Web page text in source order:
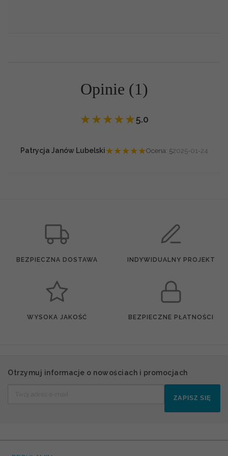
Opinie (1)
★★★★★5.0
Patrycja Janów Lubelski★★★★★Ocena: 52025-01-24
BEZPIECZNA DOSTAWA INDYWIDUALNY PROJEKT
WYSOKA JAKOŚĆ BEZPIECZNE PŁATNOŚCI
Otrzymuj informacje o nowościach i promocjach
ZAPISZ SIĘ